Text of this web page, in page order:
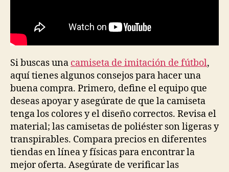
Si buscas una camiseta de imitación de fútbol,
aquí tienes algunos consejos para hacer una
buena compra. Primero, define el equipo que
deseas apoyar y asegúrate de que la camiseta
tenga los colores y el diseño correctos. Revisa el
material; las camisetas de poliéster son ligeras y
transpirables. Compara precios en diferentes
tiendas en línea y físicas para encontrar la
mejor oferta. Asegúrate de verificar las